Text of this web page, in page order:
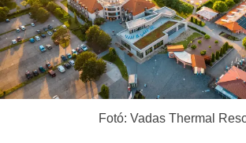
Fotó: Vadas Thermal